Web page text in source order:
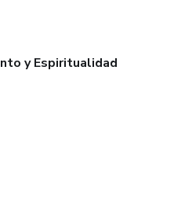
y Espiritualidad